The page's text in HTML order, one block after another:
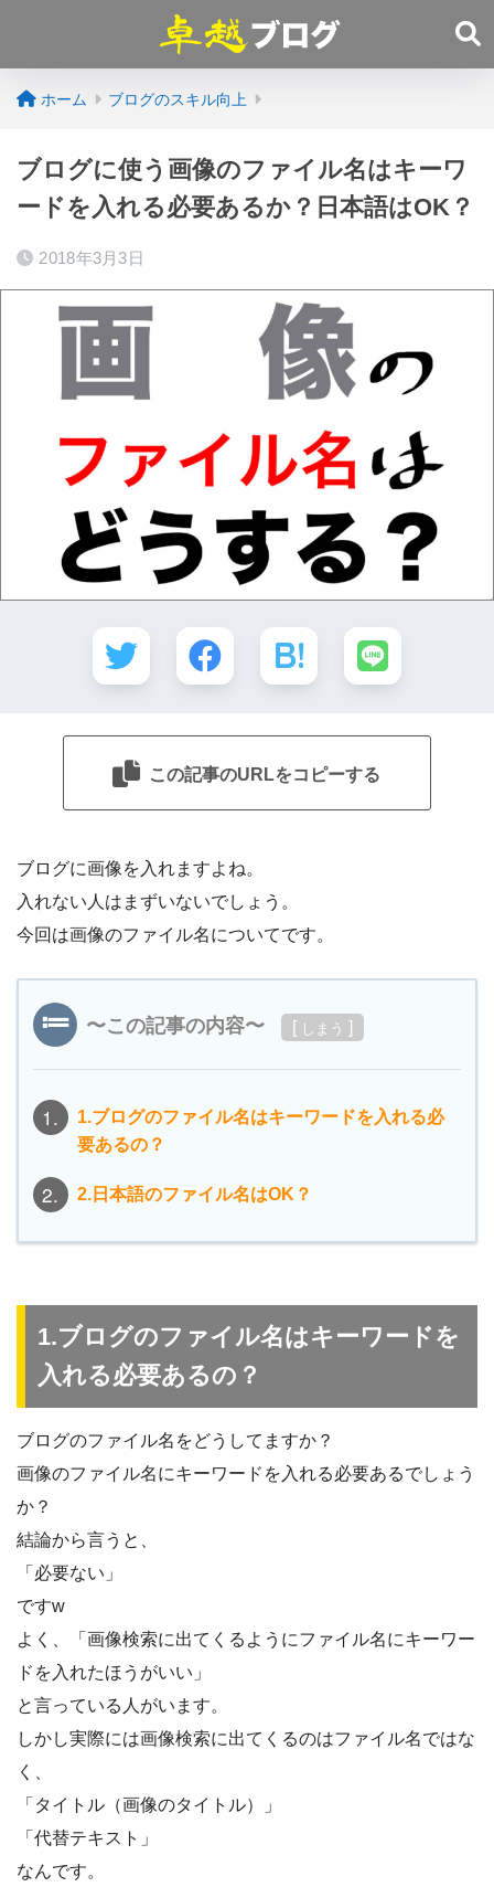
ホーム ブログのスキル向上
ブログに使う画像のファイル名はキーワ
ードを入れる必要あるか？日本語はOK？
2018年3月3日
この記事のURLをコピーする
ブログに画像を入れますよね。
入れない人はまずいないでしょう。
今回は画像のファイル名についてです。
〜この記事の内容〜 [ しまう ]
1.
1.ブログのファイル名はキーワードを入れる必
要あるの？
2. 2.日本語のファイル名はOK？
1.ブログのファイル名はキーワードを
入れる必要あるの？
ブログのファイル名をどうしてますか？
画像のファイル名にキーワードを入れる必要あるでしょう
か？
結論から言うと、
「必要ない」
ですw
よく、「画像検索に出てくるようにファイル名にキーワー
ドを入れたほうがいい」
と言っている人がいます。
しかし実際には画像検索に出てくるのはファイル名ではな
く、
「タイトル（画像のタイトル）」
「代替テキスト」
なんです。